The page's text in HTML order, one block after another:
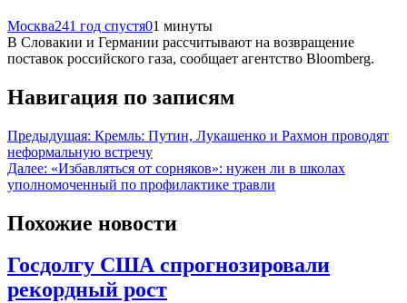
Москва241 год спустя01 минуты
В Словакии и Германии рассчитывают на возвращение
поставок российского газа, сообщает агентство Bloomberg.
Навигация по записям
Предыдущая: Кремль: Путин, Лукашенко и Рахмон проводят
неформальную встречу
Далее: «Избавляться от сорняков»: нужен ли в школах
уполномоченный по профилактике травли
Похожие новости
Госдолгу США спрогнозировали
рекордный рост